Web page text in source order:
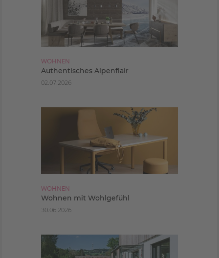
WOHNEN
Authentisches Alpenflair
02.07.2026
WOHNEN
Wohnen mit Wohlgefühl
30.06.2026